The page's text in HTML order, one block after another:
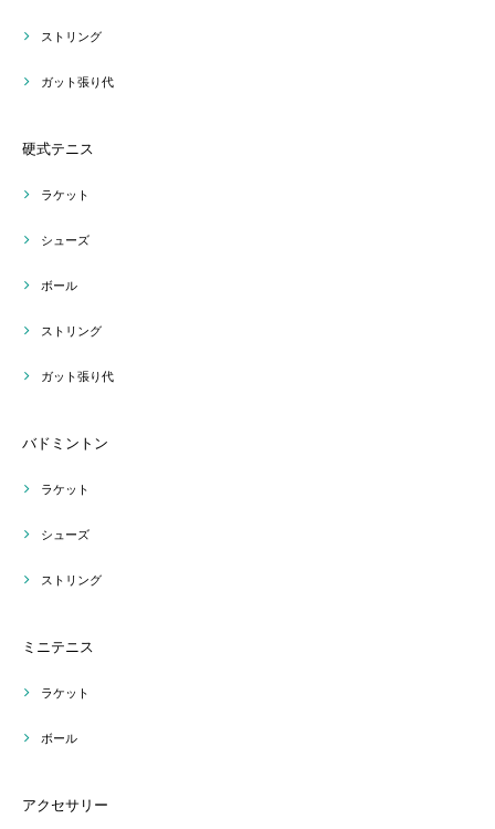
ストリング
ガット張り代
硬式テニス
ラケット
シューズ
ボール
ストリング
ガット張り代
バドミントン
ラケット
シューズ
ストリング
ミニテニス
ラケット
ボール
アクセサリー